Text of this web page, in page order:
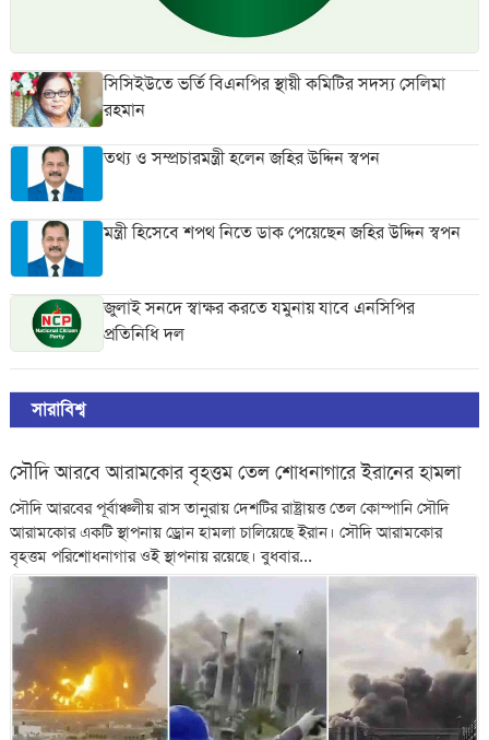
সিসিইউতে ভর্তি বিএনপির স্থায়ী কমিটির সদস্য সেলিমা
রহমান
তথ্য ও সম্প্রচারমন্ত্রী হলেন জহির উদ্দিন স্বপন
মন্ত্রী হিসেবে শপথ নিতে ডাক পেয়েছেন জহির উদ্দিন স্বপন
জুলাই সনদে স্বাক্ষর করতে যমুনায় যাবে এনসিপির
প্রতিনিধি দল
সারাবিশ্ব
সৌদি আরবে আরামকোর বৃহত্তম তেল শোধনাগারে ইরানের হামলা
সৌদি আরবের পূর্বাঞ্চলীয় রাস তানুরায় দেশটির রাষ্ট্রায়ত্ত তেল কোম্পানি সৌদি
আরামকোর একটি স্থাপনায় ড্রোন হামলা চালিয়েছে ইরান। সৌদি আরামকোর
বৃহত্তম পরিশোধনাগার ওই স্থাপনায় রয়েছে। বুধবার...